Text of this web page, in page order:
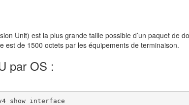
Unit) est la plus grande taille possible d’un paquet
est de 1500 octets par les équipements de terminaison.
par OS :
show interface